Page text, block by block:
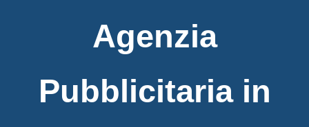
Agenzia
Pubblicitaria in